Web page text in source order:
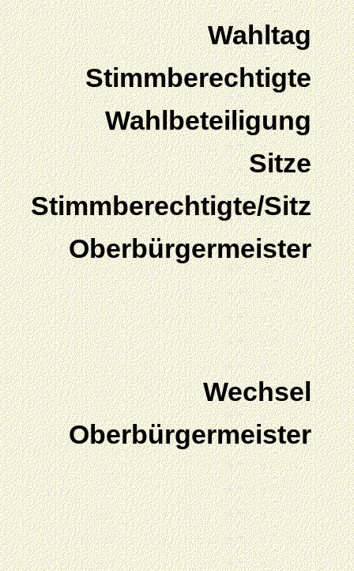
Wahltag
Stimmberechtigte
Wahlbeteiligung
Sitze
Stimmberechtigte/Sitz
Oberbürgermeister
Wechsel
Oberbürgermeister